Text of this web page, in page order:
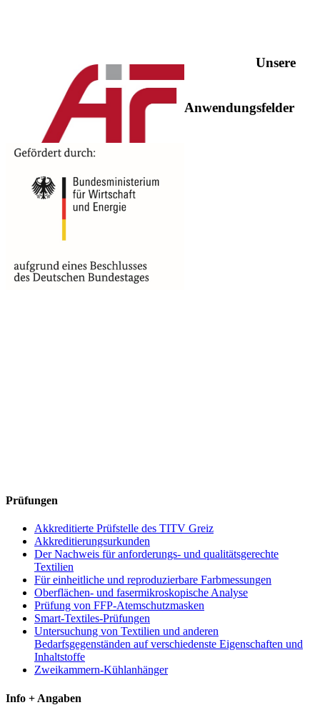
Unsere
Anwendungsfelder
Prüfungen
Akkreditierte Prüfstelle des TITV Greiz
Akkreditierungsurkunden
Der Nachweis für anforderungs- und qualitätsgerechte
Textilien
Für einheitliche und reproduzierbare Farbmessungen
Oberflächen- und fasermikroskopische Analyse
Prüfung von FFP-Atemschutzmasken
Smart-Textiles-Prüfungen
Untersuchung von Textilien und anderen
Bedarfsgegenständen auf verschiedenste Eigenschaften und
Inhaltstoffe
Zweikammern-Kühlanhänger
Info + Angaben